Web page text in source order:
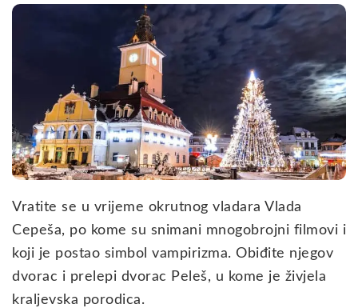
Vratite se u vrijeme okrutnog vladara Vlada
Cepeša, po kome su snimani mnogobrojni filmovi i
koji je postao simbol vampirizma. Obiđite njegov
dvorac i prelepi dvorac Peleš, u kome je živjela
kraljevska porodica.